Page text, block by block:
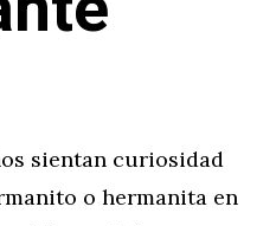
sientan curiosidad
o hermanita en